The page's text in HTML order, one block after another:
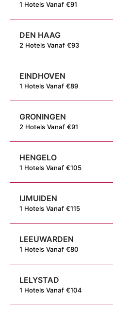
1 Hotels Vanaf €91
DEN HAAG
2 Hotels Vanaf €93
EINDHOVEN
1 Hotels Vanaf €89
GRONINGEN
2 Hotels Vanaf €91
HENGELO
1 Hotels Vanaf €105
IJMUIDEN
1 Hotels Vanaf €115
LEEUWARDEN
1 Hotels Vanaf €80
LELYSTAD
1 Hotels Vanaf €104